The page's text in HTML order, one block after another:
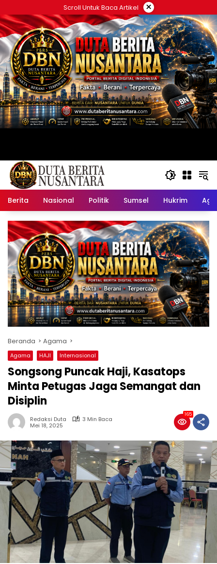
ke
konten
Scroll Untuk Baca Artikel ×
Berita Nasional Politik Sumsel Hukrim
Beranda Agama
Agama HAJI Internasional
Songsong Puncak Haji, Kasatops
Minta Petugas Jaga Semangat dan
Disiplin
Redaksi Duta
3 Min Baca
Mei 18, 2025
165